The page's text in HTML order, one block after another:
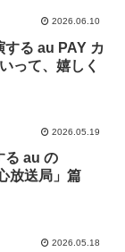
2026.06.10
する au PAY カ
って、嬉しく
2026.05.19
る au の
放送局」篇
2026.05.18